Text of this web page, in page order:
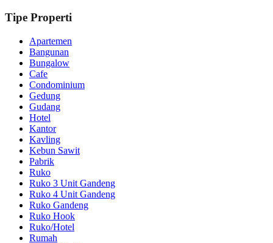
Tipe Properti
Apartemen
Bangunan
Bungalow
Cafe
Condominium
Gedung
Gudang
Hotel
Kantor
Kavling
Kebun Sawit
Pabrik
Ruko
Ruko 3 Unit Gandeng
Ruko 4 Unit Gandeng
Ruko Gandeng
Ruko Hook
Ruko/Hotel
Rumah